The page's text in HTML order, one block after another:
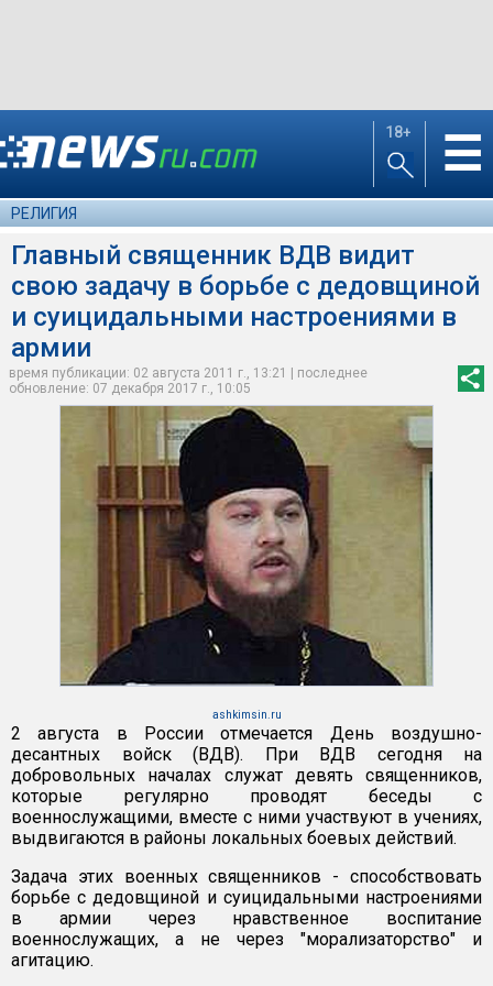
18+ ☰
РЕЛИГИЯ
Главный священник ВДВ видит
свою задачу в борьбе с дедовщиной
и суицидальными настроениями в
армии
время публикации: 02 августа 2011 г., 13:21 | последнее
обновление: 07 декабря 2017 г., 10:05
ashkimsin.ru
2 августа в России отмечается День воздушно-
десантных войск (ВДВ). При ВДВ сегодня на
добровольных началах служат девять священников,
которые регулярно проводят беседы с
военнослужащими, вместе с ними участвуют в учениях,
выдвигаются в районы локальных боевых действий.
Задача этих военных священников - способствовать
борьбе с дедовщиной и суицидальными настроениями
в армии через нравственное воспитание
военнослужащих, а не через "морализаторство" и
агитацию.